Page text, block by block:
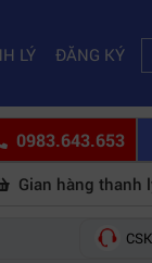
LÝ ĐĂNG KÝ
0983.643.653
Gian hàng thanh